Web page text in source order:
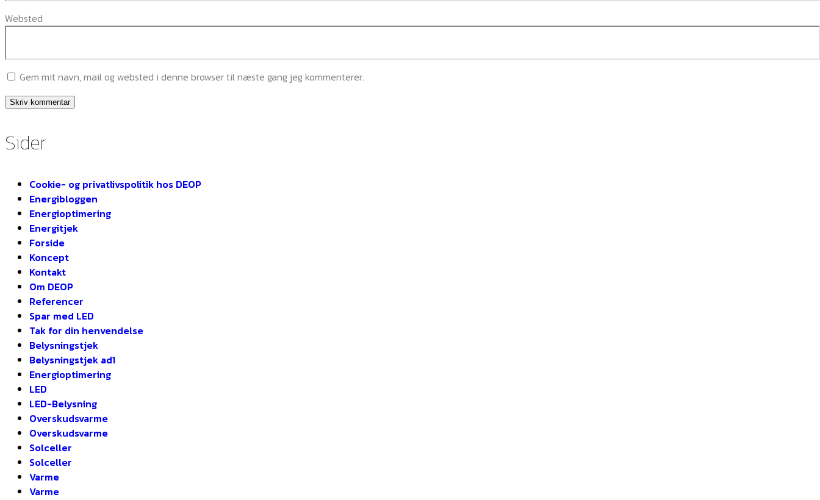
Websted
Gem mit navn, mail og websted i denne browser til næste gang jeg kommenterer.
Sider
Cookie- og privatlivspolitik hos DEOP
Energibloggen
Energioptimering
Energitjek
Forside
Koncept
Kontakt
Om DEOP
Referencer
Spar med LED
Tak for din henvendelse
Belysningstjek
Belysningstjek ad1
Energioptimering
LED
LED-Belysning
Overskudsvarme
Overskudsvarme
Solceller
Solceller
Varme
Varme